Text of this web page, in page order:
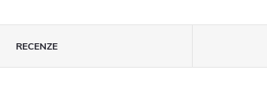
RECENZE